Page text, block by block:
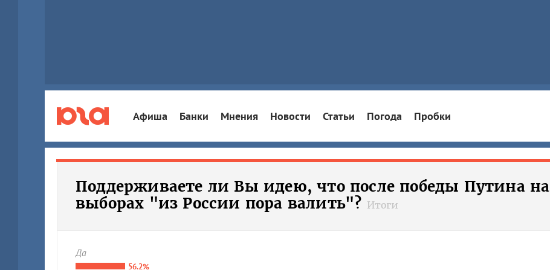
Афиша Банки Мнения Новости Статьи Погода Пробки
Поддерживаете ли Вы идею, что после победы Путина на
выборах "из России пора валить"? Итоги
Да
56.2%